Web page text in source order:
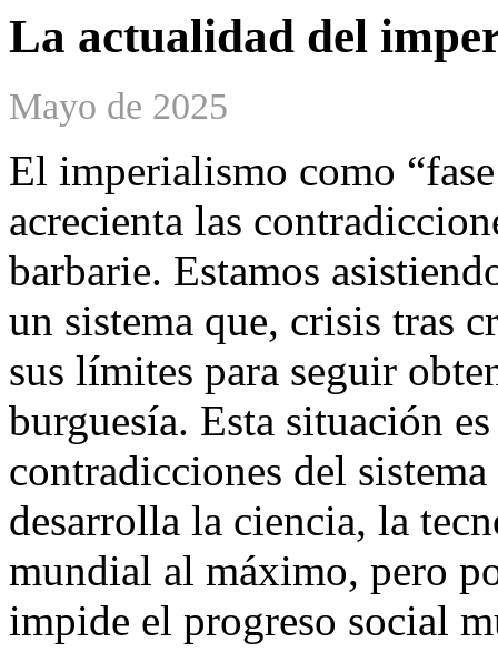
La actualidad del
Mayo de 2025
El imperialismo como
acrecienta las
barbarie. Estamos
un sistema que, crisis tras
sus límites para seguir
burguesía. Esta situación
contradicciones del
desarrolla la ciencia, la
mundial al máximo, pero
impide el progreso social